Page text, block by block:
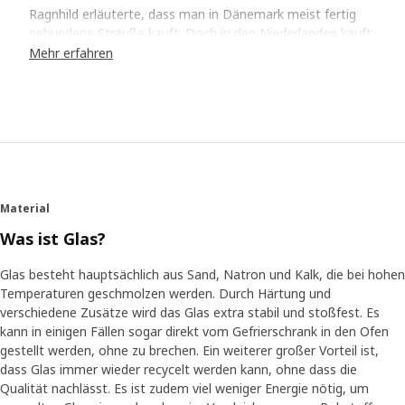
Ragnhild erläuterte, dass man in Dänemark meist fertig
gebundene Sträuße kauft. Doch in den Niederlanden kauft
man gerne einen ganzen Armvoll Blumen - 20 bis 50 Stück
kombiniert auch häufig immergrüne Blätter wie Eukalyptus
mindestens eine kleine Vase für Einzelblüten, eine
Tulpenvase und eine Vase für Lilien beinhalten sollte. Dazu
eine Schale, eine hohe Vase und eine Bodenvase. "Mehrere
Sträußchen in kleinen Vasen und eine Kerze auf einem
Tablett wirken sehr gut; ich dekoriere oft so für Feste,
Hotels und Restaurants, wenn das Budget begrenzt ist",
sagt Ragnhild und zeigt, dass die Tulpenvase die Sträuße
Mehr erfahren
Material
Was ist Glas?
Glas besteht hauptsächlich aus Sand, Natron und Kalk, die bei hohen
Temperaturen geschmolzen werden. Durch Härtung und
verschiedene Zusätze wird das Glas extra stabil und stoßfest. Es
kann in einigen Fällen sogar direkt vom Gefrierschrank in den Ofen
gestellt werden, ohne zu brechen. Ein weiterer großer Vorteil ist,
dass Glas immer wieder recycelt werden kann, ohne dass die
Qualität nachlässt. Es ist zudem viel weniger Energie nötig, um